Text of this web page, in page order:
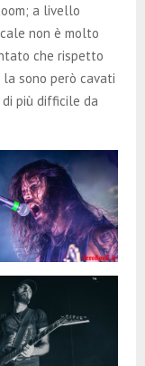
a livello
non è molto
che rispetto
sono però cavati
più difficile da